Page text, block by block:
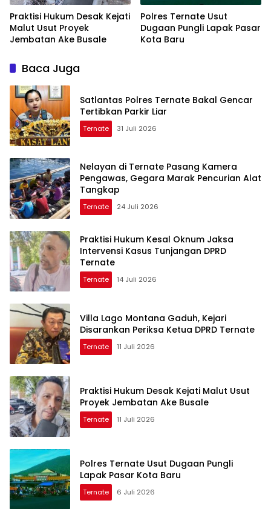
Praktisi Hukum Desak Kejati
Malut Usut Proyek
Jembatan Ake Busale
Polres Ternate Usut
Dugaan Pungli Lapak Pasar
Kota Baru
Baca Juga
Satlantas Polres Ternate Bakal Gencar
Tertibkan Parkir Liar
Ternate 31 Juli 2026
Nelayan di Ternate Pasang Kamera
Pengawas, Gegara Marak Pencurian Alat
Tangkap
Ternate 24 Juli 2026
Praktisi Hukum Kesal Oknum Jaksa
Intervensi Kasus Tunjangan DPRD
Ternate
Ternate 14 Juli 2026
Villa Lago Montana Gaduh, Kejari
Disarankan Periksa Ketua DPRD Ternate
Ternate 11 Juli 2026
Praktisi Hukum Desak Kejati Malut Usut
Proyek Jembatan Ake Busale
Ternate 11 Juli 2026
Polres Ternate Usut Dugaan Pungli
Lapak Pasar Kota Baru
Ternate 6 Juli 2026